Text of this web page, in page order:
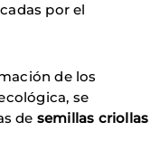
por el
de los
se
de semillas criollas